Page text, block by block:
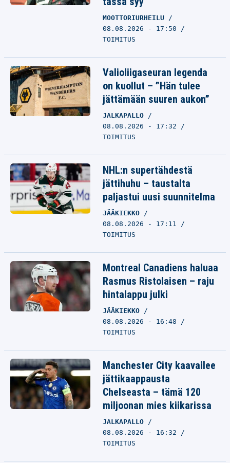
MOOTTORIURHEILU
08.08.2026 - 17:50
TOIMITUS
Valioliigaseuran legenda
on kuollut – ”Hän tulee
jättämään suuren aukon”
JALKAPALLO
08.08.2026 - 17:32
TOIMITUS
NHL:n supertähdestä
jättihuhu – taustalta
paljastui uusi suunnitelma
JÄÄKIEKKO
08.08.2026 - 17:11
TOIMITUS
Montreal Canadiens haluaa
Rasmus Ristolaisen – raju
hintalappu julki
JÄÄKIEKKO
08.08.2026 - 16:48
TOIMITUS
Manchester City kaavailee
jättikaappausta
Chelseasta – tämä 120
miljoonan mies kiikarissa
JALKAPALLO
08.08.2026 - 16:32
TOIMITUS